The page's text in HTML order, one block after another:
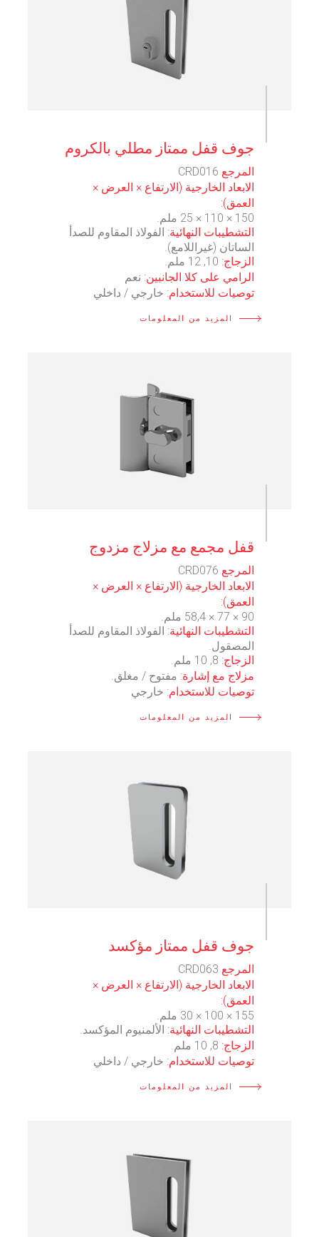
جوف قفل ممتاز مطلي بالكروم
المرجع
الابعاد الخارجية (الارتفاع × العرض ×
العمق):
150 × 110 × 25 ملم.
التشطيبات النهائية: الفولاذ المقاوم للصدأ
الساتان (غيراللامع).
الزجاج:
الرامي على كلا الجانبين: نعم
توصيات للاستخدام: خارجي / داخلي
المزيد من المعلومات
قفل مجمع مع مزلاج مزدوج
المرجع
الابعاد الخارجية (الارتفاع × العرض ×
العمق):
90 × 77 × 58,4 ملم.
التشطيبات النهائية: الفولاذ المقاوم للصدأ
المصقول.
الزجاج:
مزلاج مع إشارة: مفتوح / مغلق.
توصيات للاستخدام: خارجي
المزيد من المعلومات
جوف قفل ممتاز مؤكسد
المرجع
الابعاد الخارجية (الارتفاع × العرض ×
العمق):
155 × 100 × 30 ملم.
التشطيبات النهائية: الألمنيوم المؤكسد.
الزجاج:
توصيات للاستخدام: خارجي / داخلي
المزيد من المعلومات